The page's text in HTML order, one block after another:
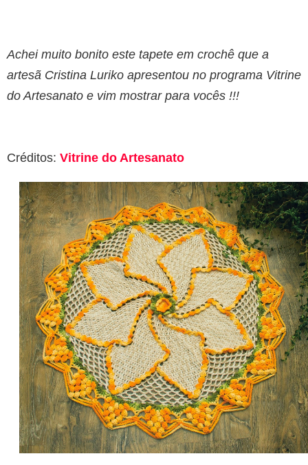
Achei muito bonito este tapete em crochê que a
artesã Cristina Luriko apresentou no programa Vitrine
do Artesanato e vim mostrar para vocês !!!
Créditos: Vitrine do Artesanato